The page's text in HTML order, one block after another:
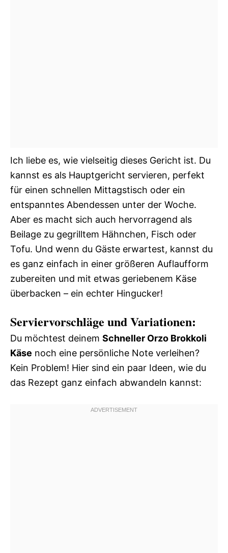
Ich liebe es, wie vielseitig dieses Gericht ist. Du
kannst es als Hauptgericht servieren, perfekt
für einen schnellen Mittagstisch oder ein
entspanntes Abendessen unter der Woche.
Aber es macht sich auch hervorragend als
Beilage zu gegrilltem Hähnchen, Fisch oder
Tofu. Und wenn du Gäste erwartest, kannst du
es ganz einfach in einer größeren Auflaufform
zubereiten und mit etwas geriebenem Käse
überbacken – ein echter Hingucker!
Serviervorschläge und Variationen:
Du möchtest deinem Schneller Orzo Brokkoli
Käse noch eine persönliche Note verleihen?
Kein Problem! Hier sind ein paar Ideen, wie du
das Rezept ganz einfach abwandeln kannst: